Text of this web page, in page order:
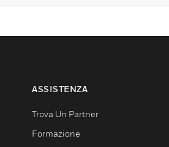
ASSISTENZA
Trova Un Partner
Formazione